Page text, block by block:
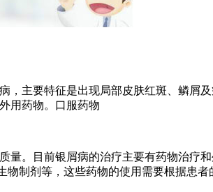
主要特征是出现局部皮肤红斑、鳞屑
用药物。口服药物
。目前银屑病的治疗主要有药物治疗
制剂等，这些药物的使用需要根据患